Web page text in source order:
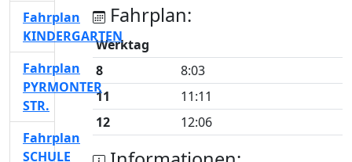
Fahrplan:
Werktag
8
8:03
11
11:11
12
12:06
Fahrplan
KINDERGARTEN
Fahrplan
PYRMONTER
STR.
Fahrplan
SCHULE